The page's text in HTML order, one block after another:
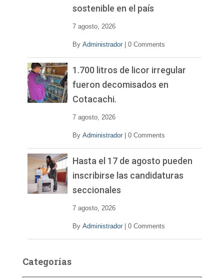
sostenible en el país
7 agosto, 2026
By Administrador 0 Comments
1.700 litros de licor irregular
fueron decomisados en
Cotacachi.
7 agosto, 2026
By Administrador 0 Comments
Hasta el 17 de agosto pueden
inscribirse las candidaturas
seccionales
7 agosto, 2026
By Administrador 0 Comments
Categorías